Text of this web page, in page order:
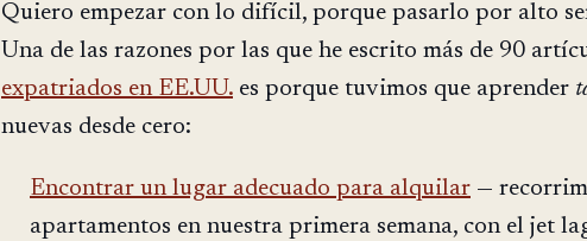
Quiero empezar con lo difícil, porque pasarlo por alto
Una de las razones por las que he escrito más de 90
expatriados en EE.UU. es porque tuvimos que aprender
nuevas desde cero:
Encontrar un lugar adecuado para alquilar —
apartamentos en nuestra primera semana, con el jet